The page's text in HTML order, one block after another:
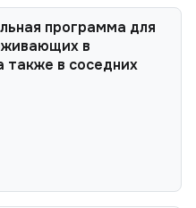
программа для
в
также в соседних